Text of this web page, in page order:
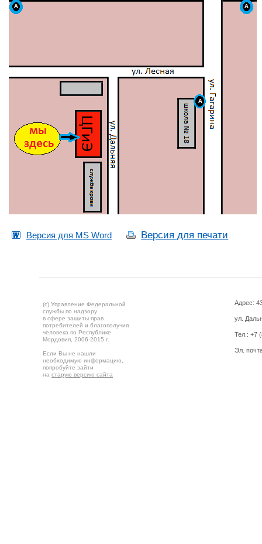
Версия для MS Word Версия для печати
(c) Управление Федеральной
службы по надзору
в сфере защиты прав
потребителей и благополучия
человека по Республике
Мордовия, 2006-2015 г.
Если Вы не нашли
необходимую информацию,
попробуйте зайти
на старую версию сайта
Адрес:
ул.
Тел.: +7
Эл.